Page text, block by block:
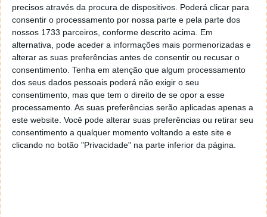
precisos através da procura de dispositivos. Poderá clicar para
consentir o processamento por nossa parte e pela parte dos
nossos 1733 parceiros, conforme descrito acima. Em
alternativa, pode aceder a informações mais pormenorizadas e
alterar as suas preferências antes de consentir ou recusar o
consentimento. Tenha em atenção que algum processamento
dos seus dados pessoais poderá não exigir o seu
consentimento, mas que tem o direito de se opor a esse
processamento. As suas preferências serão aplicadas apenas a
este website. Você pode alterar suas preferências ou retirar seu
consentimento a qualquer momento voltando a este site e
clicando no botão "Privacidade" na parte inferior da página.
Conta com um motor elétrico que produz160 kW